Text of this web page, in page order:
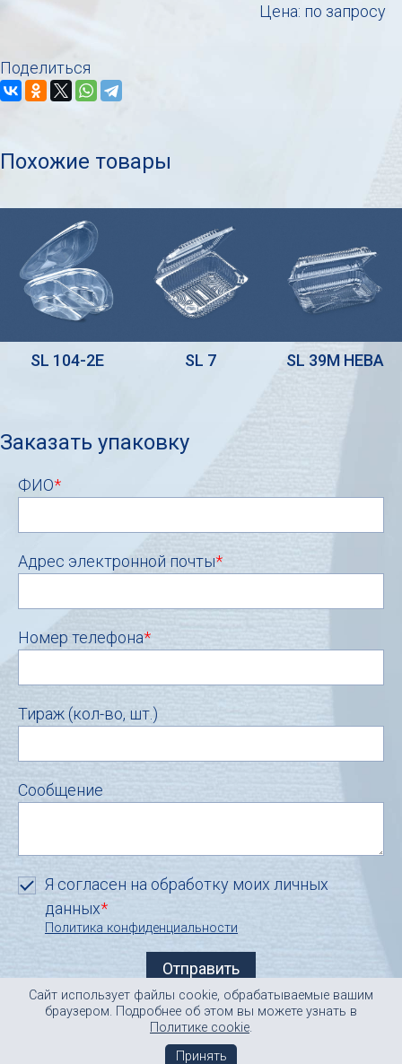
Цена: по запросу
Поделиться
Похожие товары
SL 104-2E SL 7 SL 39M НЕВА
Заказать упаковку
ФИО*
Адрес электронной почты*
Номер телефона*
Тираж (кол-во, шт.)
Сообщение
Я согласен на обработку моих личных
данных*
Политика конфиденциальности
info@inline-r.ru
© ЗАО «ИНЛАЙН-Р
Сайт использует файлы cookie, обрабатываемые вашим
браузером. Подробнее об этом вы можете узнать в
Политике cookie.
Принять